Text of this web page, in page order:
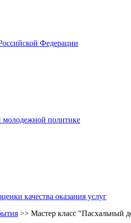
Федерации
молодежной политике
качества оказания услуг
>> Мастер класс "Пасхальный